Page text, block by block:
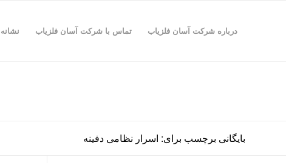
درباره شرکت آسان فلزیاب تماس با شرکت آسان فلزیاب
بایگانی برچسب برای: اسرار نظامی دفینه